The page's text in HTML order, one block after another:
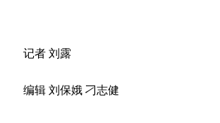
记者 刘露
编辑 刘保娥 刁志健